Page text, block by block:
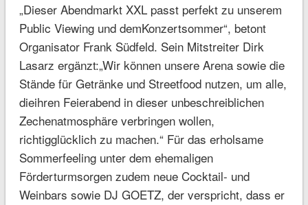
„Dieser Abendmarkt XXL passt perfekt zu unserem
Public Viewing und demKonzertsommer“, betont
Organisator Frank Südfeld. Sein Mitstreiter Dirk
Lasarz ergänzt:„Wir können unsere Arena sowie die
Stände für Getränke und Streetfood nutzen, um alle,
dieihren Feierabend in dieser unbeschreiblichen
Zechenatmosphäre verbringen wollen,
richtigglücklich zu machen.“ Für das erholsame
Sommerfeeling unter dem ehemaligen
Förderturmsorgen zudem neue Cocktail- und
Weinbars sowie DJ GOETZ, der verspricht, dass er